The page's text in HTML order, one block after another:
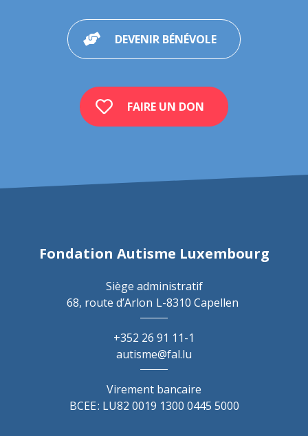
DEVENIR BÉNÉVOLE
FAIRE UN DON
Fondation Autisme Luxembourg
Siège administratif
68, route d’Arlon L-8310 Capellen
+352 26 91 11-1
autisme@fal.lu
Virement bancaire
BCEE : LU82 0019 1300 0445 5000